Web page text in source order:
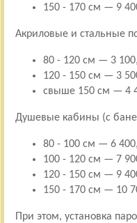
150 - 170 см — 9
Акриловые и стальные
80 - 120 см — 3
120 - 150 см — 3
свыше 150 см — 4
Душевые кабины (с
80 - 100 см — 6
100 - 120 см — 7
120 - 150 см — 9
150 - 170 см — 10
При этом, установка